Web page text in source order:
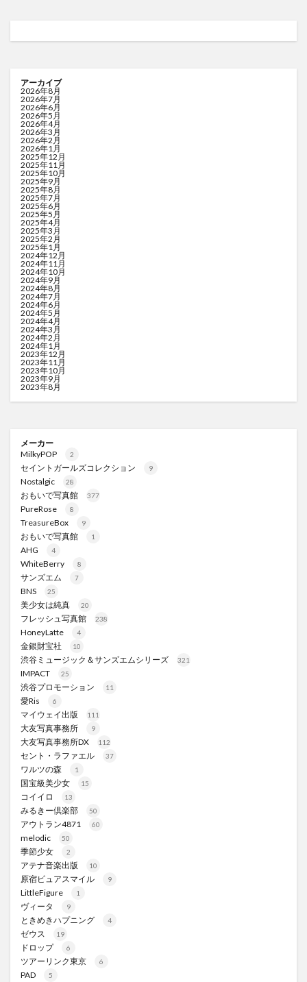
アーカイブ
2026年8月
2026年7月
2026年6月
2026年5月
2026年4月
2026年3月
2026年2月
2026年1月
2025年12月
2025年11月
2025年10月
2025年9月
2025年8月
2025年7月
2025年6月
2025年5月
2025年4月
2025年3月
2025年2月
2025年1月
2024年12月
2024年11月
2024年10月
2024年9月
2024年8月
2024年7月
2024年6月
2024年5月
2024年4月
2024年3月
2024年2月
2024年1月
2023年12月
2023年11月
2023年10月
2023年9月
2023年8月
メーカー
MilkyPOP
2
セイントガールズコレクション 9
Nostalgic 28
おもいで写真館 377
PureRose 8
TreasureBox 9
おもいで写真館 1
AHG 4
WhiteBerry 8
サンズエム 7
BNS 25
美少女は純真 20
フレッシュ写真館 238
HoneyLatte 4
金銀財宝社 10
渋谷ミュージック＆サンズエムシリーズ 321
IMPACT 25
渋谷プロモーション 11
愛Ris 6
マイウェイ出版 111
大友写真事務所 9
大友写真事務所DX 112
セント・ラファエル 37
ワルツの森 1
国宝級美少女 15
コイイロ 13
みるきー倶楽部 50
アウトラン4871 60
melodic 50
季節少女 2
アテナ音楽出版 10
原宿ピュアスマイル 9
LittleFigure 1
ヴィータ 9
ときめきハプニング 4
ゼウス 19
ドロップ 6
ツアーリンク東京 6
PAD 5